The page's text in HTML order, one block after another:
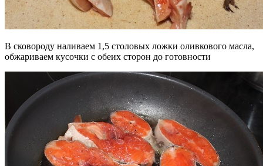
В сковороду наливаем 1,5 столовых ложки оливкового масла,
обжариваем кусочки с обеих сторон до готовности